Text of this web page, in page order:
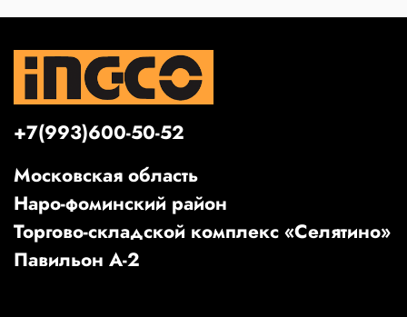
+7(993)600-50-52
Московская область
Наро-фоминский район
Торгово-складской комплекс «Селятино»
Павильон А-2